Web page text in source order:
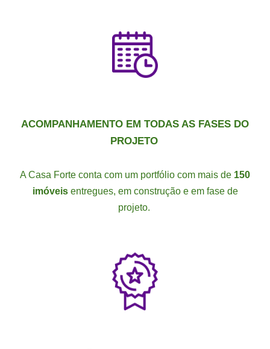
ACOMPANHAMENTO EM TODAS AS FASES DO
PROJETO
A Casa Forte conta com um portfólio com mais de 150
imóveisentregues, em construção e em fase de
projeto.